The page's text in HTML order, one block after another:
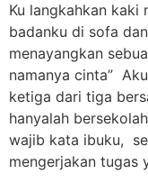
Ku langkahkan
badanku di sofa
menayangkan
namanya cinta”
ketiga dari tiga
hanyalah
wajib kata ibuku,
mengerjakan tugas